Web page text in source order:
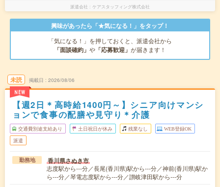
派遣会社 ケアスタッフィング株式会社
興味があったら「★気になる！」をタップ！
「気になる！」を押しておくと、派遣会社から
「面談確約」 や 「応募歓迎」 が届きます！
未読
NEW
掲載日 2026/08/06
【週2日＊高時給1400円～】シニア向けマンシ
ョンで食事の配膳や見守り＊介護
交通費別途支給あり 土日祝日が休み 残業なし WEB登録OK
派遣
勤務地 香川県さぬき市
志度駅から---分／長尾(香川県)駅から---分／神前(香川県)駅か
ら---分／琴電志度駅から---分／讃岐津田駅から---分